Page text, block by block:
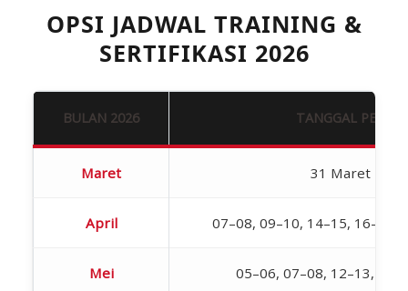
OPSI JADWAL TRAINING &
SERTIFIKASI 2026
BULAN 2026 TANGGAL
Maret 31 Maret – 01
April 07–08, 09–10, 14–15, 16–17,
Mei 05–06, 07–08, 12–13,